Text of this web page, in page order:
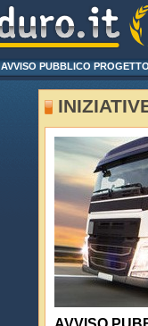
AVVISO PUBBLICO